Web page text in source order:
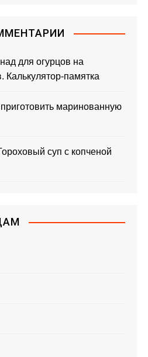
для огурцов на
Калькулятор-памятка
приготовить маринованную
суп с копченой